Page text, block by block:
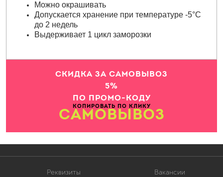
Можно окрашивать
Допускается хранение при температуре -5°C
до 2 недель
Выдерживает 1 цикл заморозки
СКИДКА ЗА САМОВЫВОЗ
5%
ПО ПРОМО-КОДУ
КОПИРОВАТЬ ПО КЛИКУ
САМОВЫВОЗ
Реквизиты
Вакансии